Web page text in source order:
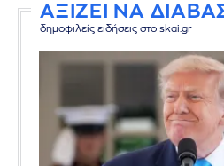
ΑΞΙΖΕΙ ΝΑ
δημοφιλείς ειδήσεις στο skai.gr